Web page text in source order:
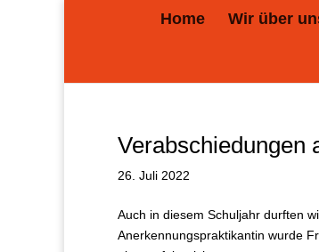
Home Wir über
Verabschiedungen
26. Juli 2022
Auch in diesem Schuljahr durften
Anerkennungspraktikantin wurde